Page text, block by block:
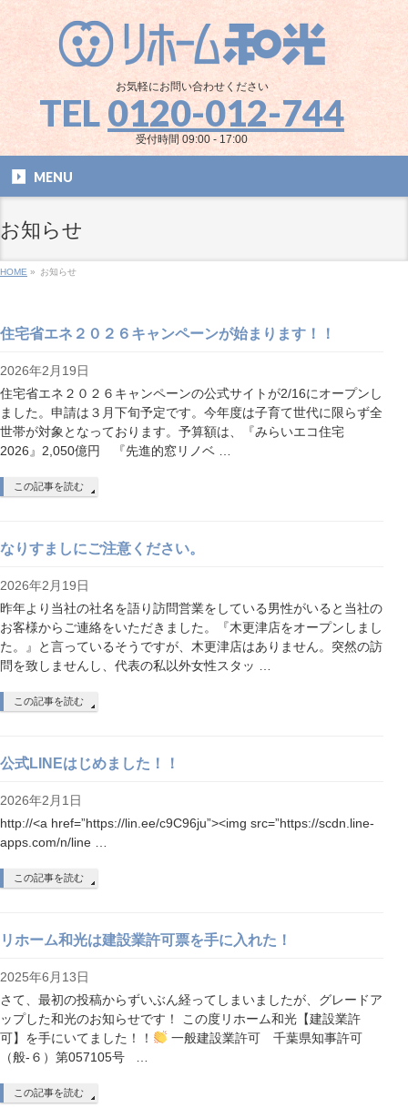
お気軽にお問い合わせください
TEL0120-012-744
受付時間 09:00 - 17:00
MENU
お知らせ
HOME » お知らせ
住宅省エネ２０２６キャンペーンが始まります！！
2026年2月19日
住宅省エネ２０２６キャンペーンの公式サイトが2/16にオープンし
ました。申請は３月下旬予定です。今年度は子育て世代に限らず全
世帯が対象となっております。予算額は、『みらいエコ住宅
2026』2,050億円 『先進的窓リノベ …
この記事を読む
なりすましにご注意ください。
2026年2月19日
昨年より当社の社名を語り訪問営業をしている男性がいると当社の
お客様からご連絡をいただきました。『木更津店をオープンしまし
た。』と言っているそうですが、木更津店はありません。突然の訪
問を致しませんし、代表の私以外女性スタッ …
この記事を読む
公式LINEはじめました！！
2026年2月1日
http://<a href=”https://lin.ee/c9C96ju”><img src=”https://scdn.line-
apps.com/n/line …
この記事を読む
リホーム和光は建設業許可票を手に入れた！
2025年6月13日
さて、最初の投稿からずいぶん経ってしまいましたが、グレードア
ップした和光のお知らせです！ この度リホーム和光【建設業許
可】を手にいてました！！
一般建設業許可 千葉県知事許可
（般‐６）第057105号 …
この記事を読む